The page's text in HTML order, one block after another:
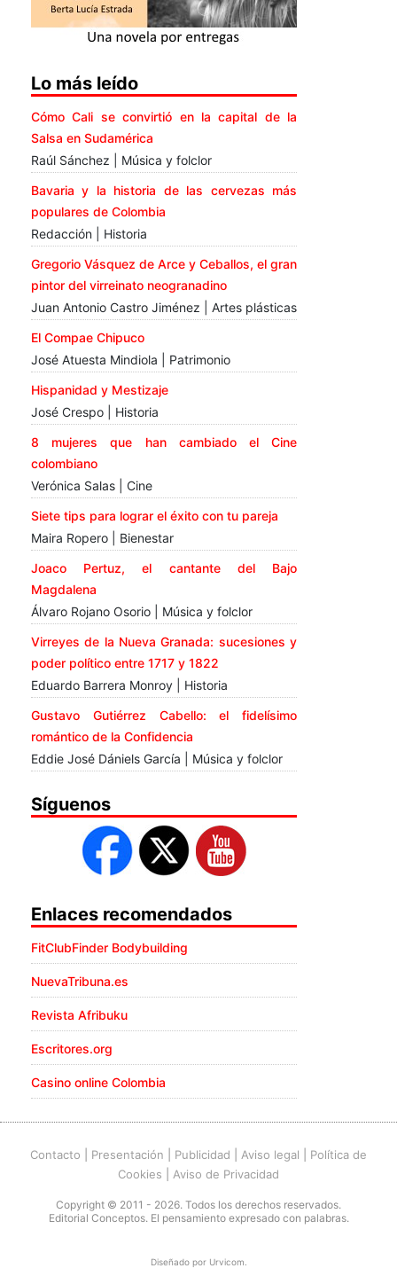
Lo más leído
Cómo Cali se convirtió en la capital de la
Salsa en Sudamérica
Raúl Sánchez | Música y folclor
Bavaria y la historia de las cervezas más
populares de Colombia
Redacción | Historia
Gregorio Vásquez de Arce y Ceballos, el gran
pintor del virreinato neogranadino
Juan Antonio Castro Jiménez | Artes plásticas
El Compae Chipuco
José Atuesta Mindiola | Patrimonio
Hispanidad y Mestizaje
José Crespo | Historia
8 mujeres que han cambiado el Cine
colombiano
Verónica Salas | Cine
Siete tips para lograr el éxito con tu pareja
Maira Ropero | Bienestar
Joaco Pertuz, el cantante del Bajo
Magdalena
Álvaro Rojano Osorio | Música y folclor
Virreyes de la Nueva Granada: sucesiones y
poder político entre 1717 y 1822
Eduardo Barrera Monroy | Historia
Gustavo Gutiérrez Cabello: el fidelísimo
romántico de la Confidencia
Eddie José Dániels García | Música y folclor
Síguenos
Enlaces recomendados
FitClubFinder Bodybuilding
NuevaTribuna.es
Revista Afribuku
Escritores.org
Casino online Colombia
Contacto Presentación Publicidad Aviso legal
Política de
Cookies
Aviso de Privacidad
Copyright © 2011 - 2026. Todos los derechos reservados.
Editorial Conceptos. El pensamiento expresado con palabras.
Diseñado por Urvicom